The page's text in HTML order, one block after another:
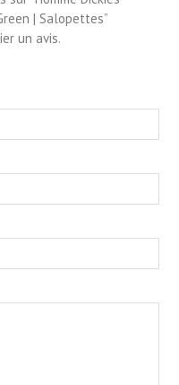
| Salopettes”
un avis.